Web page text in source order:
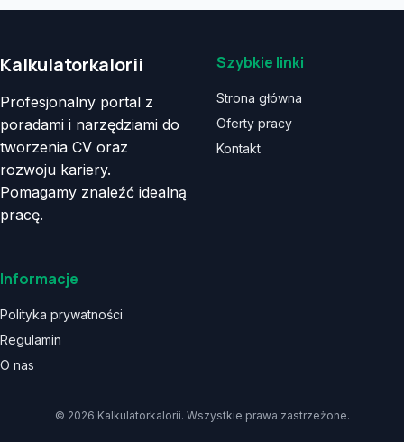
Kalkulatorkalorii
Profesjonalny portal z
poradami i narzędziami do
tworzenia CV oraz
rozwoju kariery.
Pomagamy znaleźć idealną
pracę.
Szybkie linki
Strona główna
Oferty pracy
Kontakt
Informacje
Polityka prywatności
Regulamin
O nas
© 2026 Kalkulatorkalorii. Wszystkie prawa zastrzeżone.